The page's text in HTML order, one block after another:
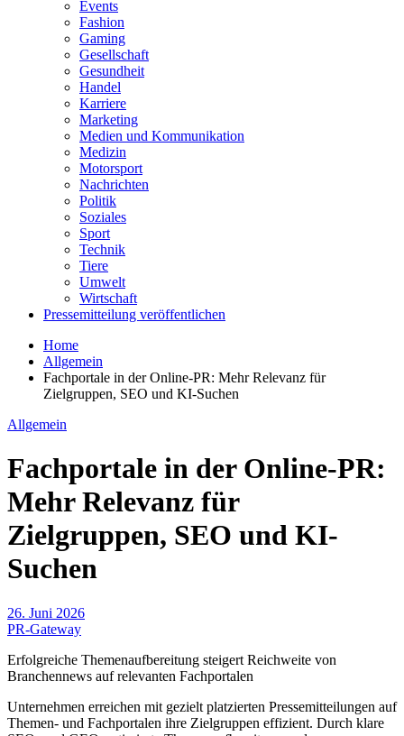
Events
Fashion
Gaming
Gesellschaft
Gesundheit
Handel
Karriere
Marketing
Medien und Kommunikation
Medizin
Motorsport
Nachrichten
Politik
Soziales
Sport
Technik
Tiere
Umwelt
Wirtschaft
Pressemitteilung veröffentlichen
Home
Allgemein
Fachportale in der Online-PR: Mehr Relevanz für
Zielgruppen, SEO und KI-Suchen
Allgemein
Fachportale in der Online-PR:
Mehr Relevanz für
Zielgruppen, SEO und KI-
Suchen
26. Juni 2026
PR-Gateway
Erfolgreiche Themenaufbereitung steigert Reichweite von
Branchennews auf relevanten Fachportalen
Unternehmen erreichen mit gezielt platzierten Pressemitteilungen auf
Themen- und Fachportalen ihre Zielgruppen effizient. Durch klare